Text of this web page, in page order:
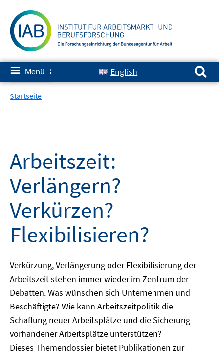
zum
Inhalt
≡ Menü ✘ English
Suchen nach:
Startseite
Arbeitszeit:
Verlängern?
Verkürzen?
Flexibilisieren?
Verkürzung, Verlängerung oder Flexibilisierung der
Arbeitszeit stehen immer wieder im Zentrum der
Debatten. Was wünschen sich Unternehmen und
Beschäftigte? Wie kann Arbeitszeitpolitik die
Schaffung neuer Arbeitsplätze und die Sicherung
vorhandener Arbeitsplätze unterstützen?
Dieses Themendossier bietet Publikationen zur